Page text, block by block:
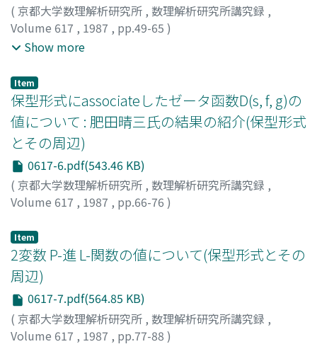
( 京都大学数理解析研究所 , 数理解析研究所講究録 ,
Volume 617 , 1987 , pp.49-65 )
秋山, 茂樹;谷川, 好男
キ;タニカワ, ヨシオ
Show more
Item
保型形式にassociateしたゼータ函数D(s, f, g)の
値について : 肥田晴三氏の結果の紹介(保型形式
とその周辺)
0617-6.pdf(543.46 KB)
( 京都大学数理解析研究所 , 数理解析研究所講究録 ,
Volume 617 , 1987 , pp.66-76 )
Item
2変数 P-進 L-関数の値について(保型形式とその
周辺)
0617-7.pdf(564.85 KB)
( 京都大学数理解析研究所 , 数理解析研究所講究録 ,
Volume 617 , 1987 , pp.77-88 )